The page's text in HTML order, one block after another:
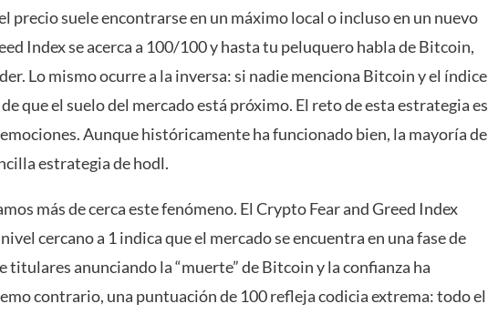
precio suele encontrarse en un máximo local o incluso en un nuevo
Index se acerca a 100/100 y hasta tu peluquero habla de Bitcoin,
Lo mismo ocurre a la inversa: si nadie menciona Bitcoin y el índice
que el suelo del mercado está próximo. El reto de esta estrategia es
Aunque históricamente ha funcionado bien, la mayoría de
estrategia de hodl.
más de cerca este fenómeno. El Crypto Fear and Greed Index
cercano a 1 indica que el mercado se encuentra en una fase de
titulares anunciando la “muerte” de Bitcoin y la confianza ha
contrario, una puntuación de 100 refleja codicia extrema: todo el